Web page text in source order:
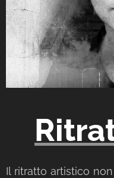
Il ritratto artistico